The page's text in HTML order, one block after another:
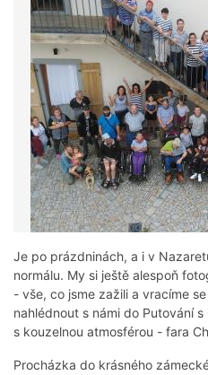
Je po prázdninách, a i v
normálu. My si ještě alespoň
- vše, co jsme zažili a vracíme
nahlédnout s námi do Putování
s kouzelnou atmosférou - fara
Procházka do krásného